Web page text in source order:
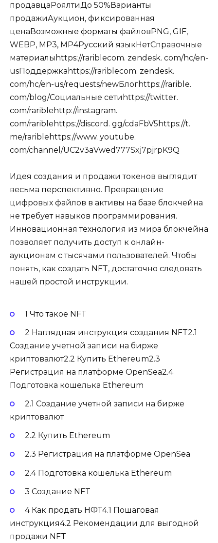
продавцаРоялтиДо 50%Варианты
продажиАукцион, фиксированная
ценаВозможные форматы файловPNG, GIF,
WEBP, MP3, MP4Русский языкНетСправочные
материалыhttps://rariblecom. zendesk. com/hc/en-
usПоддержкаhttps://rariblecom. zendesk.
com/hc/en-us/requests/newБлогhttps://rarible.
com/blog/Социальные сетиhttps://twitter.
com/rariblehttp://instagram.
com/rariblehttps://discord. gg/cdaFbV5https://t.
me/rariblehttps://www. youtube.
com/channel/UC2v3aVwed777Sxj7pjrpK9Q
Идея создания и продажи токенов выглядит
весьма перспективно. Превращение
цифровых файлов в активы на базе блокчейна
не требует навыков программирования.
Инновационная технология из мира блокчейна
позволяет получить доступ к онлайн-
аукционам с тысячами пользователей. Чтобы
понять, как создать NFT, достаточно следовать
нашей простой инструкции.
1 Что такое NFT
2 Наглядная инструкция создания NFT2.1
Создание учетной записи на бирже
криптовалют2.2 Купить Ethereum2.3
Регистрация на платформе OpenSea2.4
Подготовка кошелька Ethereum
2.1 Создание учетной записи на бирже
криптовалют
2.2 Купить Ethereum
2.3 Регистрация на платформе OpenSea
2.4 Подготовка кошелька Ethereum
3 Создание NFT
4 Как продать НФТ4.1 Пошаговая
инструкция4.2 Рекомендации для выгодной
продажи NFT